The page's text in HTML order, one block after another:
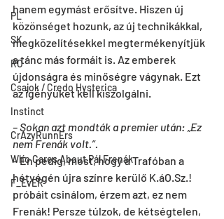
PL
SK
RO
Csajok / Credo Hysterica
Instinct
CrAzyRunnErs
Who Cares About Pál Frenák
F_EvER
hanem egymást erősítve. Hiszen új
közönséget hozunk, az új technikákkal,
megközelítésekkel megtermékenyítjük
a tánc más formáit is. Az emberek
újdonságra és minőségre vágynak. Ezt
az igényüket kell kiszolgálni.
– Sokan azt mondták a premier után: „Ez
nem Frenák volt.”.
– Én pedig, most, hogy a Trafóban a
hétvégén újra színre kerülő K.áO.Sz.!
próbáit csinálom, érzem azt, ez nem
Frenák! Persze túlzok, de kétségtelen,